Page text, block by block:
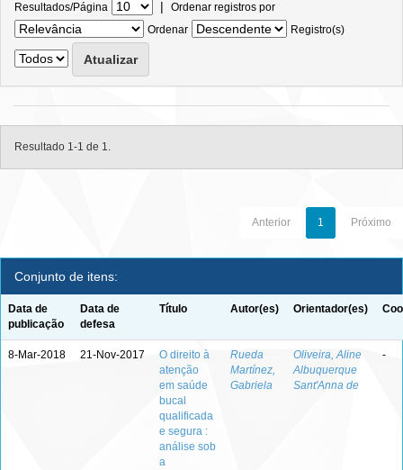
Resultados/Página | Ordenar registros por
Ordenar
Registro(s)
Resultado 1-1 de 1.
Anterior 1 Próximo
Conjunto de itens:
Data de
publicação
Data de
defesa
Título Autor(es) Orientador(es)
8-Mar-2018 21-Nov-2017
O direito à
atenção
em saúde
bucal
qualificada
e segura :
análise sob
a
Rueda
Martínez,
Gabriela
Oliveira, Aline
Albuquerque
Sant'Anna de
-